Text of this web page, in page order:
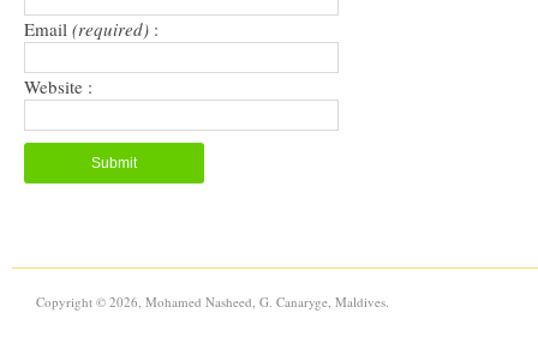
Email (required) :
Website :
Copyright © 2026, Mohamed Nasheed, G. Canaryge, Maldives.